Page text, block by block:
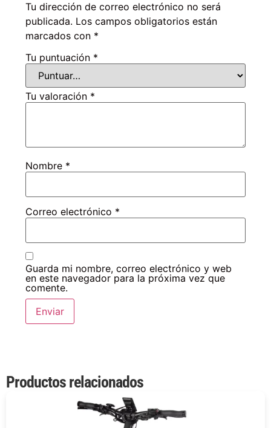
Tu dirección de correo electrónico no será
publicada. Los campos obligatorios están
marcados con *
Tu puntuación *
Tu valoración *
Nombre *
Correo electrónico *
Guarda mi nombre, correo electrónico y web
en este navegador para la próxima vez que
comente.
Productos relacionados